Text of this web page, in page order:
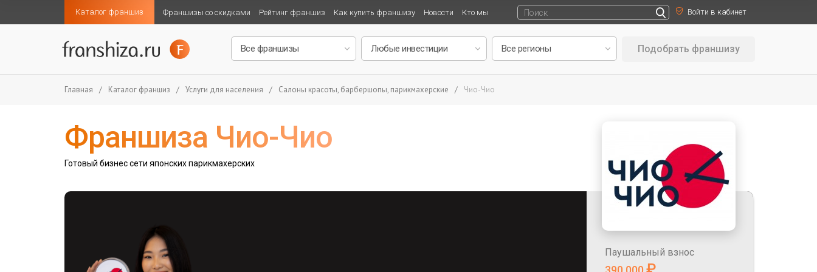
Каталог франшиз Франшизы со скидками Рейтинг франшиз Как купить франшизу Новости Кто мы Войти в кабинет
Подобрать франшизу
Главная / Каталог франшиз / Услуги для населения / Салоны красоты, барбершопы, парикмахерские / Чио-Чио
Франшиза Чио-Чио
Готовый бизнес сети японских парикмахерских
Паушальный взнос